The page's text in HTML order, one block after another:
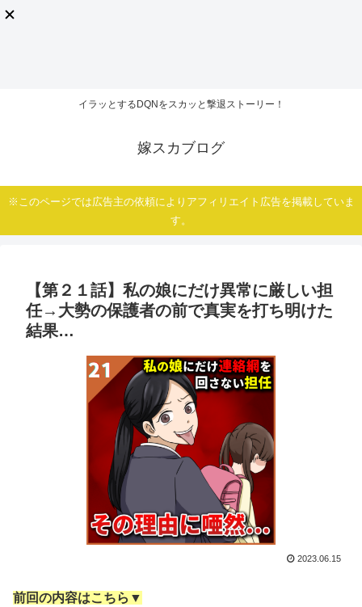
イラッとするDQNをスカッと撃退ストーリー！
嫁スカブログ
※このページでは広告主の依頼によりアフィリエイト広告を掲載していま
す。
【第２１話】私の娘にだけ異常に厳しい担
任→大勢の保護者の前で真実を打ち明けた
結果…
2023.06.15
前回の内容はこちら▼